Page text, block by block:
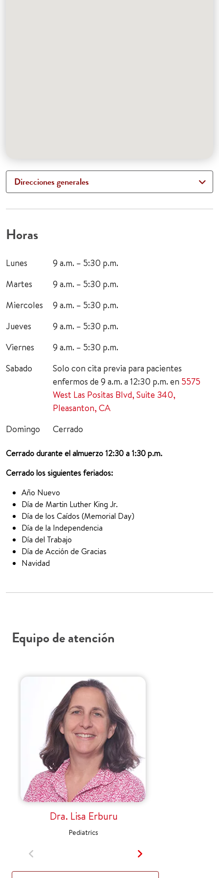
Direcciones generales
Horas
Lunes
9 a.m. – 5:30 p.m.
Martes
9 a.m. – 5:30 p.m.
Miercoles
9 a.m. – 5:30 p.m.
Jueves
9 a.m. – 5:30 p.m.
Viernes
9 a.m. – 5:30 p.m.
Sabado
Solo con cita previa para pacientes
enfermos de 9 a.m. a 12:30 p.m. en 5575
West Las Positas Blvd, Suite 340,
Pleasanton, CA
Domingo
Cerrado
Cerrado durante el almuerzo 12:30 a 1:30 p.m.
Cerrado los siguientes feriados:
Año Nuevo
Día de Martin Luther King Jr.
Día de los Caídos (Memorial Day)
Día de la Independencia
Día del Trabajo
Día de Acción de Gracias
Navidad
Equipo de atención
Dra. Lisa Erburu
Pediatrics